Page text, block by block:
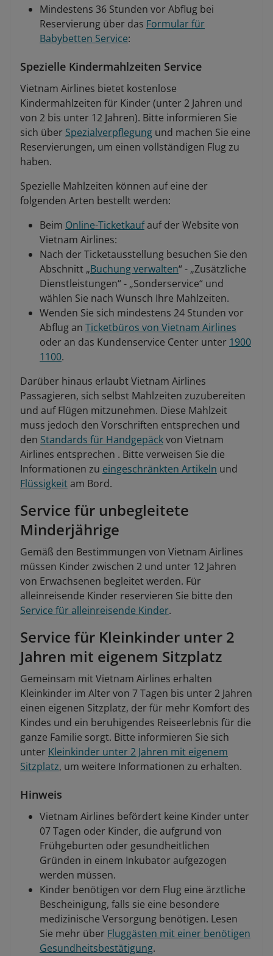
Mindestens 36 Stunden vor Abflug bei
Reservierung über das Formular für
Babybetten Service:
Spezielle Kindermahlzeiten Service
Vietnam Airlines bietet kostenlose
Kindermahlzeiten für Kinder (unter 2 Jahren und
von 2 bis unter 12 Jahren). Bitte informieren Sie
sich über Spezialverpflegung und machen Sie eine
Reservierungen, um einen vollständigen Flug zu
haben.
Spezielle Mahlzeiten können auf eine der
folgenden Arten bestellt werden:
Beim Online-Ticketkaufauf der Website von
Vietnam Airlines:
Nach der Ticketausstellung besuchen Sie den
Abschnitt „Buchung verwalten“ - „Zusätzliche
Dienstleistungen“ - „Sonderservice“ und
wählen Sie nach Wunsch Ihre Mahlzeiten.
Wenden Sie sich mindestens 24 Stunden vor
Abflug an Ticketbüros von Vietnam Airlines
oder an das Kundenservice Center unter 1900
1100.
Darüber hinaus erlaubt Vietnam Airlines
Passagieren, sich selbst Mahlzeiten zuzubereiten
und auf Flügen mitzunehmen. Diese Mahlzeit
muss jedoch den Vorschriften entsprechen und
den Standards für Handgepäckvon Vietnam
Airlines entsprechen . Bitte verweisen Sie die
Informationen zu eingeschränkten Artikeln und
Flüssigkeitam Bord.
Service für unbegleitete
Minderjährige
Gemäß den Bestimmungen von Vietnam Airlines
müssen Kinder zwischen 2 und unter 12 Jahren
von Erwachsenen begleitet werden. Für
alleinreisende Kinder reservieren Sie bitte den
Service für alleinreisende Kinder.
Service für Kleinkinder unter 2
Jahren mit eigenem Sitzplatz
Gemeinsam mit Vietnam Airlines erhalten
Kleinkinder im Alter von 7 Tagen bis unter 2 Jahren
einen eigenen Sitzplatz, der für mehr Komfort des
Kindes und ein beruhigendes Reiseerlebnis für die
ganze Familie sorgt. Bitte informieren Sie sich
unter Kleinkinder unter 2 Jahren mit eigenem
Sitzplatz, um weitere Informationen zu erhalten.
Hinweis
Vietnam Airlines befördert keine Kinder unter
07 Tagen oder Kinder, die aufgrund von
Frühgeburten oder gesundheitlichen
Gründen in einem Inkubator aufgezogen
werden müssen.
Kinder benötigen vor dem Flug eine ärztliche
Bescheinigung, falls sie eine besondere
medizinische Versorgung benötigen. Lesen
Sie mehr über Fluggästen mit einer benötigen
Gesundheitsbestätigung.